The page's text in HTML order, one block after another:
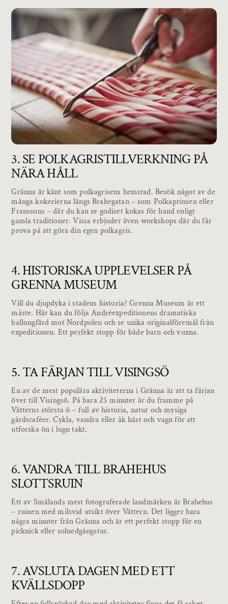
3. SE POLKAGRISTILLVERKNING PÅ
NÄRA HÅLL
Gränna är känt som polkagrisens hemstad. Besök något av de
många kokerierna längs Brahegatan – som Polkaprinsen eller
Franssons – där du kan se godiset kokas för hand enligt
gamla traditioner. Vissa erbjuder även workshops där du får
prova på att göra din egen polkagris.
4. HISTORISKA UPPLEVELSER PÅ
GRENNA MUSEUM
Vill du djupdyka i stadens historia? Grenna Museum är ett
måste. Här kan du följa Andréexpeditionens dramatiska
ballongfärd mot Nordpolen och se unika originalföremål från
expeditionen. Ett perfekt stopp för både barn och vuxna.
5. TA FÄRJAN TILL VISINGSÖ
En av de mest populära aktiviteterna i Gränna är att ta färjan
över till Visingsö. På bara 25 minuter är du framme på
Vätterns största ö – full av historia, natur och mysiga
gårdscaféer. Cykla, vandra eller åk häst och vagn för att
utforska ön i lugn takt.
6. VANDRA TILL BRAHEHUS
SLOTTSRUIN
Ett av Smålands mest fotograferade landmärken är Brahehus
– ruinen med milsvid utsikt över Vättern. Det ligger bara
några minuter från Gränna och är ett perfekt stopp för en
picknick eller solnedgångstur.
7. AVSLUTA DAGEN MED ETT
KVÄLLSDOPP